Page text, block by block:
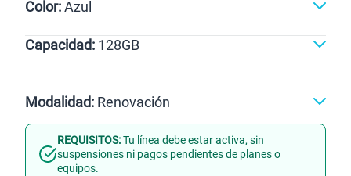
Color:Azul
Capacidad: 128GB
128GB
Modalidad: Renovación
Línea Nueva Portabilidad
REQUISITOS:Tu línea debe estar activa, sin
suspensiones ni pagos pendientes de planes o
equipos.